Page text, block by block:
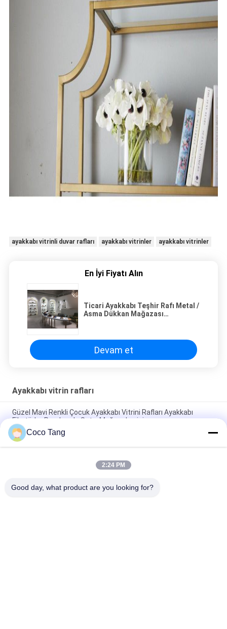
ayakkabı vitrinli duvar rafları ayakkabı vitrinler ayakkabı vitrinler
En İyi Fiyatı Alın
Ticari Ayakkabı Teşhir Rafı Metal /
Asma Dükkan Mağazası
Devam et
Ayakkabı vitrin rafları
Güzel Mavi Renkli Çocuk Ayakkabı Vitrini Rafları Ayakkabı
Fikstürler Perakende Satış Mağazaları için
Lady's Duvara Monte Ayakkabı Görüntüleme Ünitesi Ayakkabı
Rafı Showroom için Nakavt Desen
Metal Gövde Serbest Ayaklı Ayakkabı Ekran Raf / Ayakkabı
Coco Tang
2:24 PM
Good day, what product are you looking for?